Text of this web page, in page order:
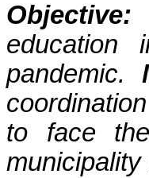
Objective:
education
pandemic.
to face